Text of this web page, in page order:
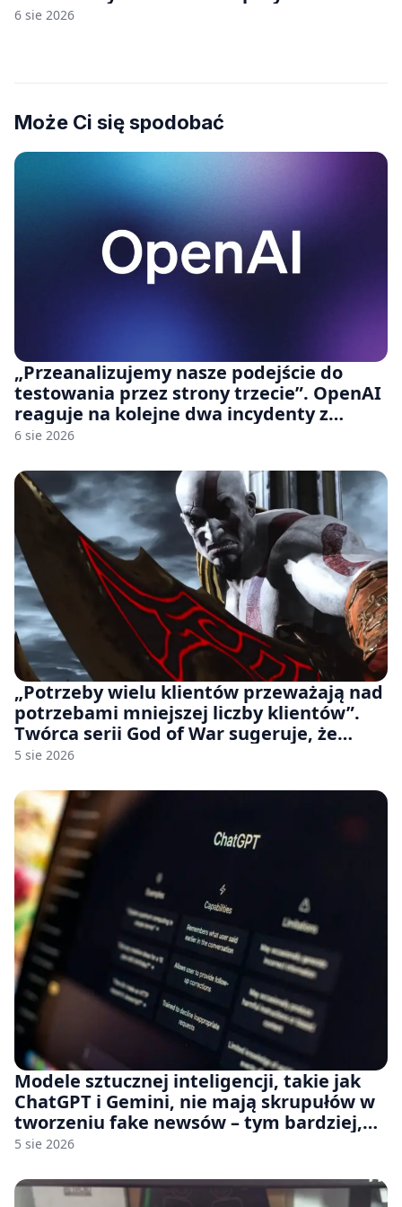
6 sie 2026
Może Ci się spodobać
„Przeanalizujemy nasze podejście do
testowania przez strony trzecie”. OpenAI
reaguje na kolejne dwa incydenty z
udziałem autorskich modeli
6 sie 2026
„Potrzeby wielu klientów przeważają nad
potrzebami mniejszej liczby klientów”.
Twórca serii God of War sugeruje, że
rozumie, dlaczego Sony rezygnuje z gier
5 sie 2026
Modele sztucznej inteligencji, takie jak
ChatGPT i Gemini, nie mają skrupułów w
tworzeniu fake newsów – tym bardziej,
jeśli rozmawiasz z nimi po polsku
5 sie 2026